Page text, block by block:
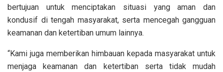
bertujuan untuk menciptakan situasi yang aman dan
kondusif di tengah masyarakat, serta mencegah gangguan
keamanan dan ketertiban umum lainnya.
“Kami juga memberikan himbauan kepada masyarakat untuk
menjaga keamanan dan ketertiban serta tidak mudah